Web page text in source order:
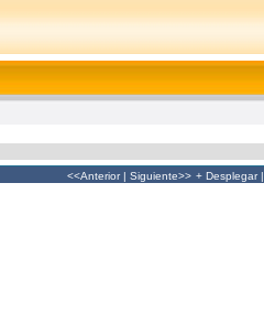
<<Anterior| Siguiente>> + Desplegar|